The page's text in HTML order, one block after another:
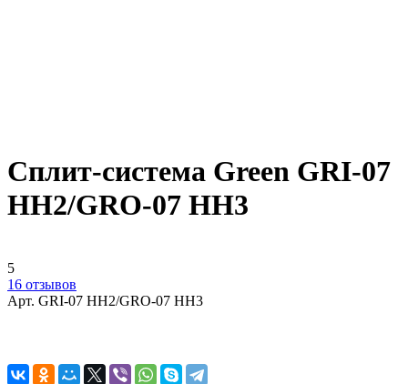
Сплит-система Green GRI-07
HH2/GRO-07 HH3
5
16 отзывов
Арт. GRI-07 HH2/GRO-07 HH3